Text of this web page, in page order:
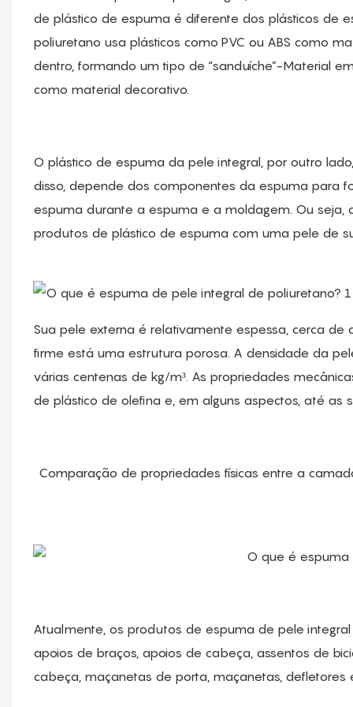
de plástico de espuma é diferente dos plásticos de
poliuretano usa plásticos como PVC ou ABS como
dentro, formando um tipo de “sanduíche”-Material
como material decorativo.
O plástico de espuma da pele integral, por outro
disso, depende dos componentes da espuma para
espuma durante a espuma e a moldagem. Ou seja,
produtos de plástico de espuma com uma pele de
Sua pele externa é relativamente espessa, cerca
firme está uma estrutura porosa. A densidade da
várias centenas de kg/m³. As propriedades
de plástico de olefina e, em alguns aspectos, até as
Comparação de propriedades físicas entre a
Atualmente, os produtos de espuma de pele
apoios de braços, apoios de cabeça, assentos de
cabeça, maçanetas de porta, maçanetas, defletores